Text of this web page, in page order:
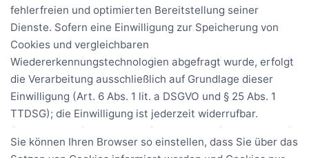
fehlerfreien und optimierten Bereitstellung seiner
Dienste. Sofern eine Einwilligung zur Speicherung von
Cookies und vergleichbaren
Wiedererkennungstechnologien abgefragt wurde, erfolgt
die Verarbeitung ausschließlich auf Grundlage dieser
Einwilligung (Art. 6 Abs. 1 lit. a DSGVO und § 25 Abs. 1
TTDSG); die Einwilligung ist jederzeit widerrufbar.
Sie können Ihren Browser so einstellen, dass Sie über das